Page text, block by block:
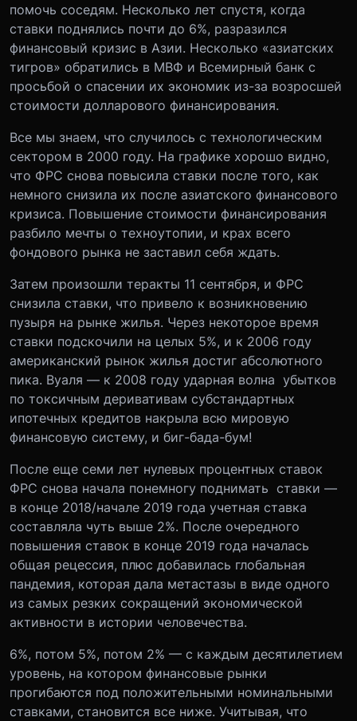
помочь соседям. Несколько лет спустя, когда
ставки поднялись почти до 6%, разразился
финансовый кризис в Азии. Несколько «азиатских
тигров» обратились в МВФ и Всемирный банк с
просьбой о спасении их экономик из-за возросшей
стоимости долларового финансирования.
Все мы знаем, что случилось с технологическим
сектором в 2000 году. На графике хорошо видно,
что ФРС снова повысила ставки после того, как
немного снизила их после азиатского финансового
кризиса. Повышение стоимости финансирования
разбило мечты о техноутопии, и крах всего
фондового рынка не заставил себя ждать.
Затем произошли теракты 11 сентября, и ФРС
снизила ставки, что привело к возникновению
пузыря на рынке жилья. Через некоторое время
ставки подскочили на целых 5%, и к 2006 году
американский рынок жилья достиг абсолютного
пика. Вуаля — к 2008 году ударная волна убытков
по токсичным деривативам субстандартных
ипотечных кредитов накрыла всю мировую
финансовую систему, и биг-бада-бум!
После еще семи лет нулевых процентных ставок
ФРС снова начала понемногу поднимать ставки —
в конце 2018/начале 2019 года учетная ставка
составляла чуть выше 2%. После очередного
повышения ставок в конце 2019 года началась
общая рецессия, плюс добавилась глобальная
пандемия, которая дала метастазы в виде одного
из самых резких сокращений экономической
активности в истории человечества.
6%, потом 5%, потом 2% — с каждым десятилетием
уровень, на котором финансовые рынки
прогибаются под положительными номинальными
ставками, становится все ниже. Учитывая, что